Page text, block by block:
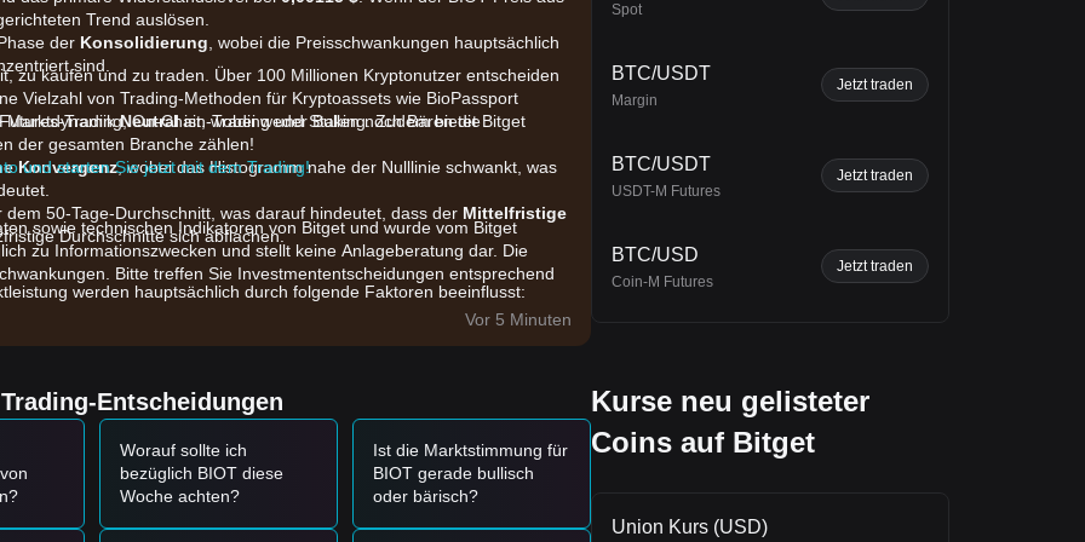
Trend auslösen.
der Konsolidierung , wobei die Preisschwankungen hauptsächlich
sind.
MarktdynamikNeutralist, wobei weder Bullen noch Bären die
Konvergenz, wobei das Histogramm nahe der Nulllinie schwankt, was
50-Tage-Durchschnitt, was darauf hindeutet, dass der Mittelfristige
Durchschnitte sich abflachen.
werden hauptsächlich durch folgende Faktoren beeinflusst:
Blockchain-Projekt ist BIOT anfällig für breitere Trends in den
Integrationen der BioPassport-Diagnoseplattform beeinflussen
$
erreicht und Anzeichen eines Abprallens zeigt, könnte dies eine
zu kaufen und zu traden. Über 100 Millionen Kryptonutzer entscheiden
Vielzahl von Trading-Methoden für Kryptoassets wie BioPassport
Trading, On-Chain-Trading und Staking. Zudem bietet Bitget
der gesamten Branche zählen!
und starten Sie jetzt mit dem Trading!
sowie technischen Indikatoren von Bitget und wurde vom Bitget
zu Informationszwecken und stellt keine Anlageberatung dar. Die
Bitte treffen Sie Investmententscheidungen entsprechend
Vor 5 Minuten
Entscheidungen
Worauf sollte ich
bezüglich BIOT diese
Woche achten?
Ist die Marktstimmung für
BIOT gerade bullisch
oder bärisch?
Spot
BTC/USDT
Margin
Jetzt traden
BTC/USDT
USDT-M Futures
Jetzt traden
BTC/USD
Coin-M Futures
Jetzt traden
Kurse neu gelisteter
Coins auf Bitget
Union Kurs (USD)